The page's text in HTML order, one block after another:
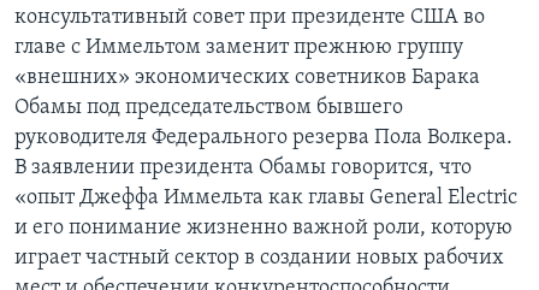
АМЕРИКА. БОЛЬШОЕ ПУТЕШЕСТВИЕ
ПОДПИСКА НА НОВОСТИ
Learning English
СОЦИАЛЬНЫЕ СЕТИ
Языки
консультативный совет при президенте США во
главе с Иммельтом заменит прежнюю группу
«внешних» экономических советников Барака
Обамы под председательством бывшего
руководителя Федерального резерва Пола Волкера.
В заявлении президента Обамы говорится, что
«опыт Джеффа Иммельта как главы General Electric
и его понимание жизненно важной роли, которую
играет частный сектор в создании новых рабочих